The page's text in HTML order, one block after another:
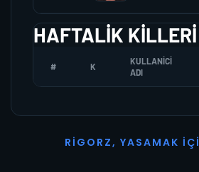
HAFTALIK KILLERI
# K
KULLANICI
ADI
R I G O R Z, YASAMAK İ ÇI